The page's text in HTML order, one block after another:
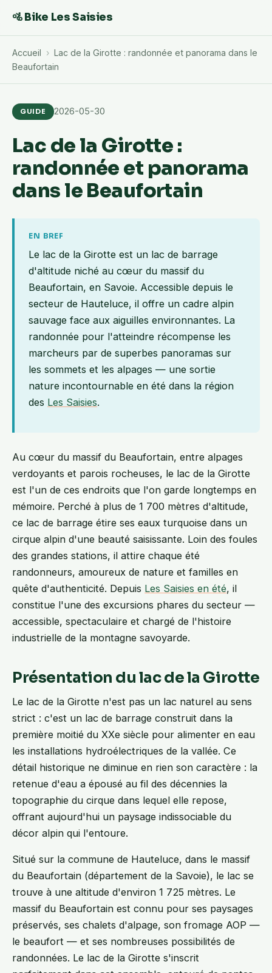
🚵 Bike Les Saisies
Accueil › Lac de la Girotte : randonnée et panorama dans le
Beaufortain
GUIDE 2026-05-30
Lac de la Girotte :
randonnée et panorama
dans le Beaufortain
EN BREF
Le lac de la Girotte est un lac de barrage
d'altitude niché au cœur du massif du
Beaufortain, en Savoie. Accessible depuis le
secteur de Hauteluce, il offre un cadre alpin
sauvage face aux aiguilles environnantes. La
randonnée pour l'atteindre récompense les
marcheurs par de superbes panoramas sur
les sommets et les alpages — une sortie
nature incontournable en été dans la région
des Les Saisies.
Au cœur du massif du Beaufortain, entre alpages
verdoyants et parois rocheuses, le lac de la Girotte
est l'un de ces endroits que l'on garde longtemps en
mémoire. Perché à plus de 1 700 mètres d'altitude,
ce lac de barrage étire ses eaux turquoise dans un
cirque alpin d'une beauté saisissante. Loin des foules
des grandes stations, il attire chaque été
randonneurs, amoureux de nature et familles en
quête d'authenticité. Depuis Les Saisies en été, il
constitue l'une des excursions phares du secteur —
accessible, spectaculaire et chargé de l'histoire
industrielle de la montagne savoyarde.
Présentation du lac de la Girotte
Le lac de la Girotte n'est pas un lac naturel au sens
strict : c'est un lac de barrage construit dans la
première moitié du XXe siècle pour alimenter en eau
les installations hydroélectriques de la vallée. Ce
détail historique ne diminue en rien son caractère : la
retenue d'eau a épousé au fil des décennies la
topographie du cirque dans lequel elle repose,
offrant aujourd'hui un paysage indissociable du
décor alpin qui l'entoure.
Situé sur la commune de Hauteluce, dans le massif
du Beaufortain (département de la Savoie), le lac se
trouve à une altitude d'environ 1 725 mètres. Le
massif du Beaufortain est connu pour ses paysages
préservés, ses chalets d'alpage, son fromage AOP —
le beaufort — et ses nombreuses possibilités de
randonnées. Le lac de la Girotte s'inscrit